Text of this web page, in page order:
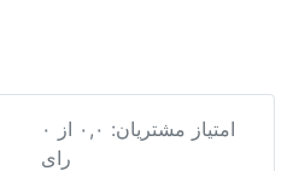
پاورپوینت بتن ریزی در آب
امتیاز مشتریان: ۰,۰ از
۰
رای